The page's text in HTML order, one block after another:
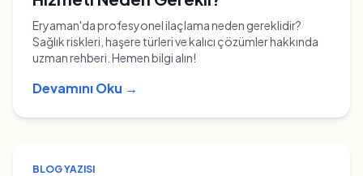
Eryaman'da profesyonel ilaçlama neden gereklidir?
Sağlık riskleri, haşere türleri ve kalıcı çözümler hakkında
uzman rehberi. Hemen bilgi alın!
Devamını Oku →
BLOG YAZISI